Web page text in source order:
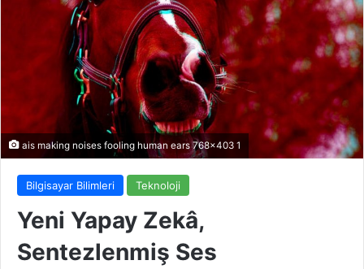
ais making noises fooling human ears 768x403 1
Bilgisayar Bilimleri Teknoloji
Yeni Yapay Zekâ,
Sentezlenmiş Ses